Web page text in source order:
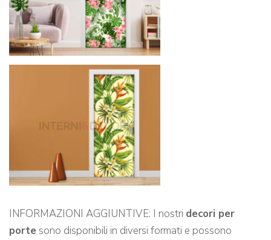
INFORMAZIONI AGGIUNTIVE: I nostri decori per
porte sono disponibili in diversi formati e possono